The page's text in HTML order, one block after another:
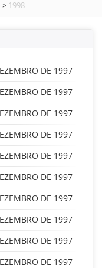
> 1998
DE 1997
DE 1997
DE 1997
DE 1997
DE 1997
DE 1997
DE 1997
DE 1997
DE 1997
DE 1997